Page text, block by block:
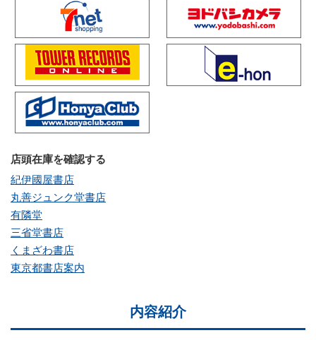
店頭在庫を確認する
紀伊國屋書店
丸善ジュンク堂書店
有隣堂
三省堂書店
くまざわ書店
東京都書店案内
内容紹介